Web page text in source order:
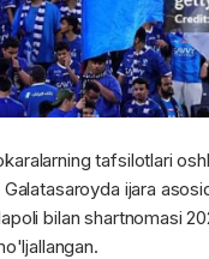
tafsilotlari
ijara
bilan shartnomasi